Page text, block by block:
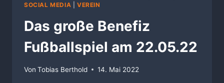
SOCIAL MEDIA
VEREIN
Das große Benefiz
Fußballspiel am 22.05.22
Von Tobias Berthold 14. Mai 2022